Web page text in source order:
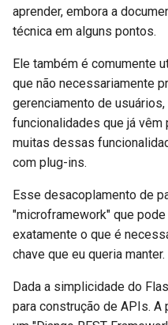
aprender, embora a
técnica em alguns pontos.
Ele também é comumente
que não necessariamente
gerenciamento de
funcionalidades que já vêm
muitas dessas
com plug-ins.
Esse desacoplamento de
"microframework" que
exatamente o que é
chave que eu queria manter.
Dada a simplicidade do
para construção de APIs. A